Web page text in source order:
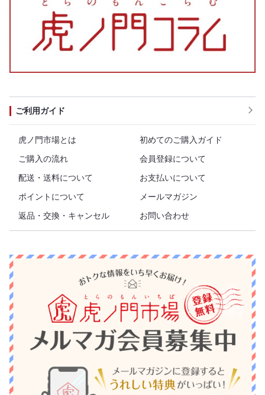
ご利用ガイド
虎ノ門市場とは
初めてのご購入ガイド
ご購入の流れ
会員登録について
配送・送料について
お支払いについて
ポイントについて
メールマガジン
返品・交換・キャンセル
お問い合わせ